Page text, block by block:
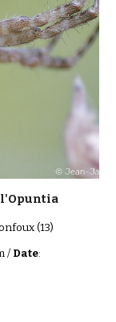
l'Opuntia
(13)
/ Date: